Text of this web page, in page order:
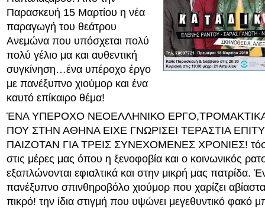
Παρασκευή 15 Μαρτίου η νέα
παραγωγή του θεάτρου
Ανεμώνα που υπόσχεται πολύ
πολύ γέλιο μα και αυθεντική
συγκίνηση…ένα υπέροχο έργο
με πανέξυπνο χιούμορ και ένα
καυτό επίκαιρο θέμα!
ΈΝΑ ΥΠΕΡΟΧΟ ΝΕΟΕΛΛΗΝΙΚΟ ΕΡΓΟ,ΤΡΟΜΑΚΤΙΚΑ
ΠΟΥ ΣΤΗΝ ΑΘΗΝΑ ΕΙΧΕ ΓΝΩΡΙΣΕΙ ΤΕΡΑΣΤΙΑ
ΠΑΙΖΟΤΑΝ ΓΙΑ ΤΡΕΙΣ ΣΥΝΕΧΟΜΕΝΕΣ ΧΡΟΝΙΕΣ!
στις μέρες μας όπου η ξενοφοβία και ο κοινωνικός
εξαπλώνονται εφιαλτικά και στην μικρή μας πατρίδα.
πανέξυπνο σπινθηροβόλο χιούμορ που χαρίζει αβίαστα
πικρό! την ίδια στιγμή που υψώνει μεγεθυντικό φακό